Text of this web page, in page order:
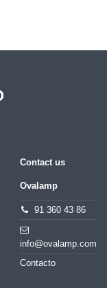
Contact us
Ovalamp
91 360 43 86
info@ovalamp.com
Contacto